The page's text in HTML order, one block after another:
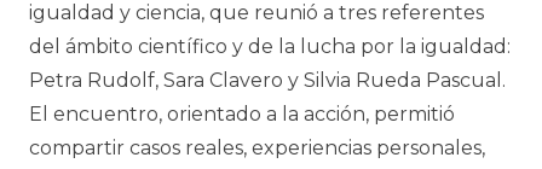
igualdad y ciencia, que reunió a tres referentes
del ámbito científico y de la lucha por la igualdad:
Petra Rudolf, Sara Clavero y Silvia Rueda Pascual.
El encuentro, orientado a la acción, permitió
compartir casos reales, experiencias personales,